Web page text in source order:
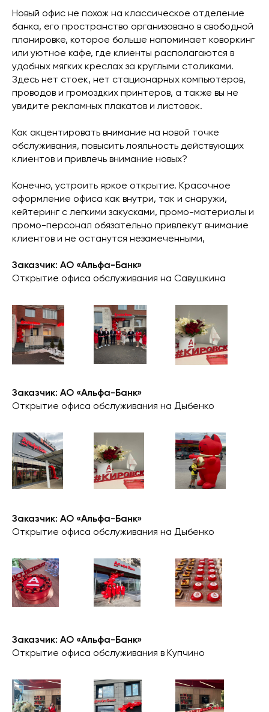
Новый офис не похож на классическое отделение
банка, его пространство организовано в свободной
планировке, которое больше напоминает коворкинг
или уютное кафе, где клиенты располагаются в
удобных мягких креслах за круглыми столиками.
Здесь нет стоек, нет стационарных компьютеров,
проводов и громоздких принтеров, а также вы не
увидите рекламных плакатов и листовок.
Как акцентировать внимание на новой точке
обслуживания, повысить лояльность действующих
клиентов и привлечь внимание новых?
Конечно, устроить яркое открытие. Красочное
оформление офиса как внутри, так и снаружи,
кейтеринг с легкими закусками, промо-материалы и
промо-персонал обязательно привлекут внимание
клиентов и не останутся незамеченными,
Заказчик: АО «Альфа-Банк»
Открытие офиса обслуживания на Савушкина
Заказчик: АО «Альфа-Банк»
Открытие офиса обслуживания на Дыбенко
Заказчик: АО «Альфа-Банк»
Открытие офиса обслуживания на Дыбенко
Заказчик: АО «Альфа-Банк»
Открытие офиса обслуживания в Купчино